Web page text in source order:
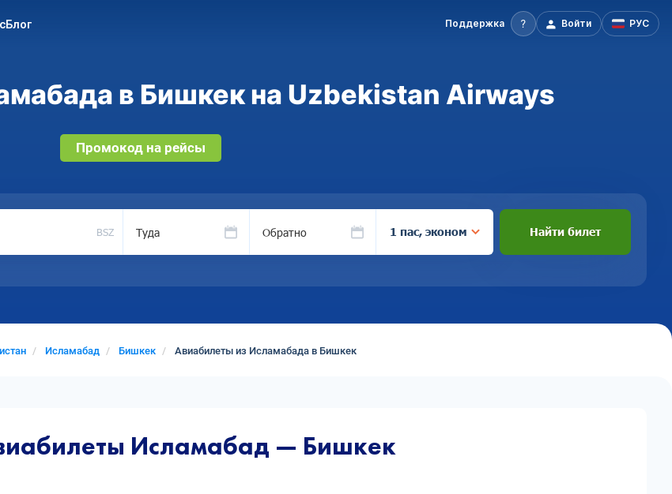
Блог Поддержка Войти РУС
в Бишкек на Uzbekistan Airways
Промокод на рейсы
BSZ Туда Обратно 1 пас, эконом Найти билет
Исламабад Бишкек Авиабилеты из Исламабада в Бишкек
Исламабад — Бишкек